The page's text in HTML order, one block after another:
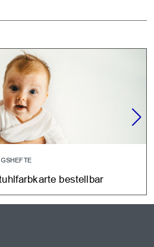
bestellbar